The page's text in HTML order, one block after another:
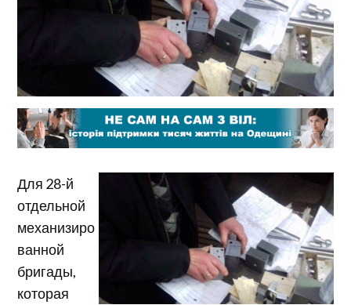
Для 28-й
отдельной
механизиро
ванной
бригады,
которая